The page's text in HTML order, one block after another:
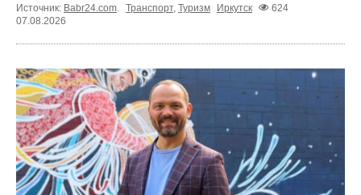
Источник: Babr24.com. Транспорт, Туризм Иркутск
624
07.08.2026